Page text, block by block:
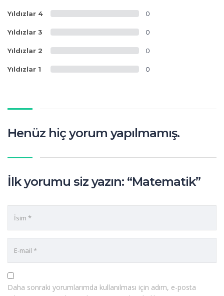
Yıldızlar 4 0
Yıldızlar 3 0
Yıldızlar 2 0
Yıldızlar 1 0
Henüz hiç yorum yapılmamış.
İlk yorumu siz yazın: “Matematik”
Daha sonraki yorumlarımda kullanılması için adım, e-posta